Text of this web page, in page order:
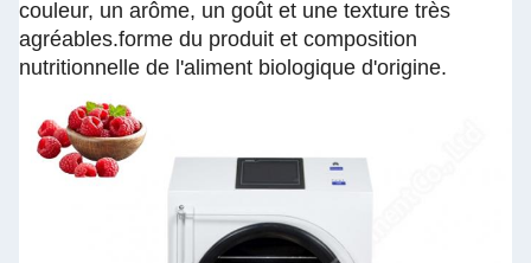
couleur, un arôme, un goût et une texture très
agréables.forme du produit et composition
nutritionnelle de l'aliment biologique d'origine.